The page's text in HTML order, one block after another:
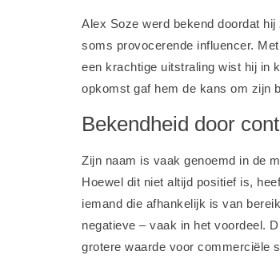
Alex Soze werd bekend doordat
soms provocerende influencer.
een krachtige uitstraling wist hij in
opkomst gaf hem de kans om zijn
Bekendheid door
Zijn naam is vaak genoemd in de
Hoewel dit niet altijd positief is,
iemand die afhankelijk is van
negatieve – vaak in het voordeel.
grotere waarde voor commerciële